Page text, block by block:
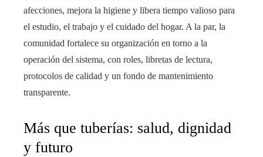
afecciones, mejora la higiene y libera tiempo valioso para
el estudio, el trabajo y el cuidado del hogar. A la par, la
comunidad fortalece su organización en torno a la
operación del sistema, con roles, libretas de lectura,
protocolos de calidad y un fondo de mantenimiento
transparente.
Más que tuberías: salud, dignidad
y futuro